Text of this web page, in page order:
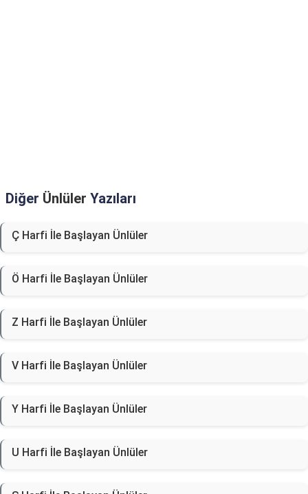
Diğer Ünlüler Yazıları
Ç Harfi İle Başlayan Ünlüler
Ö Harfi İle Başlayan Ünlüler
Z Harfi İle Başlayan Ünlüler
V Harfi İle Başlayan Ünlüler
Y Harfi İle Başlayan Ünlüler
U Harfi İle Başlayan Ünlüler